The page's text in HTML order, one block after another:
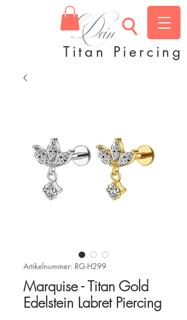
Titan Piercing
Dein
Artikelnummer: RG-H299
Marquise - Titan Gold
Edelstein Labret Piercing